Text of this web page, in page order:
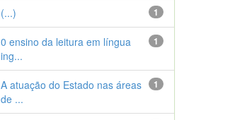
1
(...)
1
0 ensino da leitura em língua
ing...
1
A atuação do Estado nas áreas
de ...